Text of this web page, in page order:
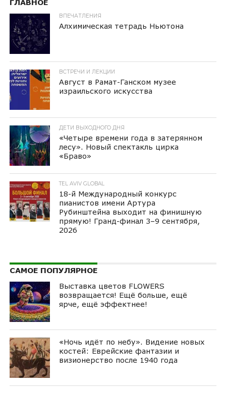
ГЛАВНОЕ
ВПЕЧАТЛЕНИЯ
Алхимическая тетрадь Ньютона
ВСТРЕЧИ И ЛЕКЦИИ
Август в Рамат-Ганском музее
израильского искусства
ДЕТИ ВЫХОДНОГО ДНЯ
«Четыре времени года в затерянном
лесу». Новый спектакль цирка
«Браво»
TEL AVIV GLOBAL
18-й Международный конкурс
пианистов имени Артура
Рубинштейна выходит на финишную
прямую! Гранд-финал 3–9 сентября,
2026
САМОЕ ПОПУЛЯРНОЕ
Выставка цветов FLOWERS
возвращается! Ещё больше, ещё
ярче, ещё эффектнее!
«Ночь идёт по небу». Видение новых
костей: Еврейские фантазии и
визионерство после 1940 года